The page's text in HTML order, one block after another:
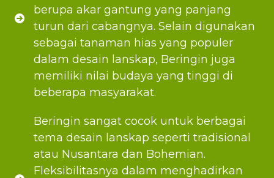
berupa akar gantung yang panjang
turun dari cabangnya. Selain digunakan
sebagai tanaman hias yang populer
dalam desain lanskap, Beringin juga
memiliki nilai budaya yang tinggi di
beberapa masyarakat.
Beringin sangat cocok untuk berbagai
tema desain lanskap seperti tradisional
atau Nusantara dan Bohemian.
Fleksibilitasnya dalam menghadirkan